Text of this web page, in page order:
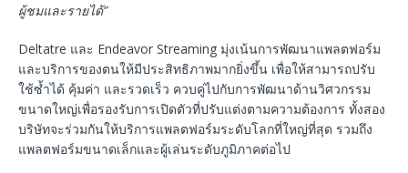
ผู้ชมและรายได้”
Deltatre และ Endeavor Streaming มุ่งเน้นการพัฒนาแพลตฟอร์ม
และบริการของตนให้มีประสิทธิภาพมากยิ่งขึ้น เพื่อให้สามารถปรับ
ใช้ซ้ำได้ คุ้มค่า และรวดเร็ว ควบคู่ไปกับการพัฒนาด้านวิศวกรรม
ขนาดใหญ่เพื่อรองรับการเปิดตัวที่ปรับแต่งตามความต้องการ ทั้งสอง
บริษัทจะร่วมกันให้บริการแพลตฟอร์มระดับโลกที่ใหญ่ที่สุด รวมถึง
แพลตฟอร์มขนาดเล็กและผู้เล่นระดับภูมิภาคต่อไป